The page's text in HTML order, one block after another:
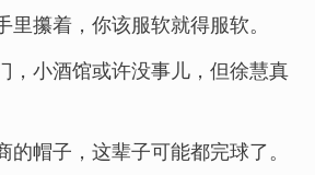
里攥着，你该服软就得服软。
，小酒馆或许没事儿，但徐慧真
的帽子，这辈子可能都完球了。